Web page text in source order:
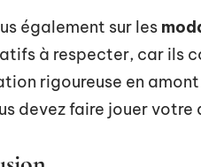
également sur les
à respecter, car ils
rigoureuse en
devez faire jouer votre